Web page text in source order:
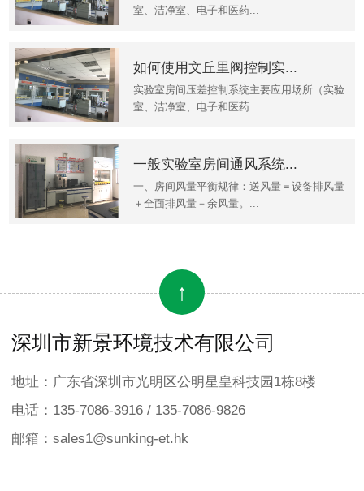
室、洁净室、电子和医药...
如何使用文丘里阀控制实...
实验室房间压差控制系统主要应用场所（实验
室、洁净室、电子和医药...
一般实验室房间通风系统...
一、房间风量平衡规律：送风量＝设备排风量
＋全面排风量－余风量。...
↑
深圳市新景环境技术有限公司
地址：广东省深圳市光明区公明星皇科技园1栋8楼
电话：135-7086-3916 / 135-7086-9826
邮箱：sales1@sunking-et.hk